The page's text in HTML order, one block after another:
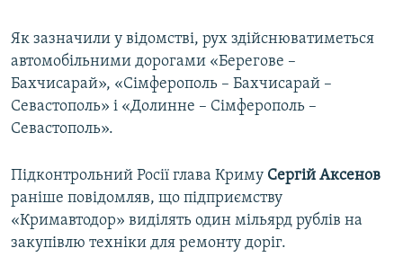
Як зазначили у відомстві, рух здійснюватиметься
автомобільними дорогами «Берегове –
Бахчисарай», «Сімферополь – Бахчисарай –
Севастополь» і «Долинне – Сімферополь –
Севастополь».
Підконтрольний Росії глава Криму Сергій Аксенов
раніше повідомляв, що підприємству
«Кримавтодор» виділять один мільярд рублів на
закупівлю техніки для ремонту доріг.